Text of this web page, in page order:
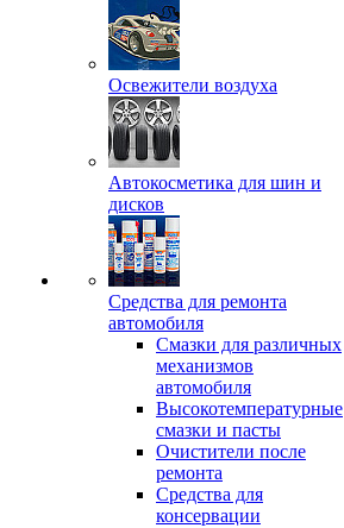
Освежители воздуха
Автокосметика для шин и
дисков
Средства для ремонта
автомобиля
Смазки для различных
механизмов
автомобиля
Высокотемпературные
смазки и пасты
Очистители после
ремонта
Средства для
консервации